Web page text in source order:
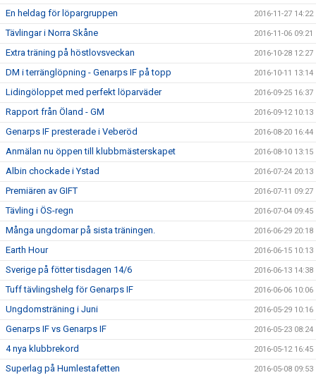
En heldag för löpargruppen 2016-11-27 14:22
Tävlingar i Norra Skåne 2016-11-06 09:21
Extra träning på höstlovsveckan 2016-10-28 12:27
DM i terränglöpning - Genarps IF på topp 2016-10-11 13:14
Lidingöloppet med perfekt löparväder 2016-09-25 16:37
Rapport från Öland - GM 2016-09-12 10:13
Genarps IF presterade i Veberöd 2016-08-20 16:44
Anmälan nu öppen till klubbmästerskapet 2016-08-10 13:15
Albin chockade i Ystad 2016-07-24 20:13
Premiären av GIFT 2016-07-11 09:27
Tävling i ÖS-regn 2016-07-04 09:45
Många ungdomar på sista träningen. 2016-06-29 20:18
Earth Hour 2016-06-15 10:13
Sverige på fötter tisdagen 14/6 2016-06-13 14:38
Tuff tävlingshelg för Genarps IF 2016-06-06 10:06
Ungdomsträning i Juni 2016-05-29 10:16
Genarps IF vs Genarps IF 2016-05-23 08:24
4 nya klubbrekord 2016-05-12 16:45
Superlag på Humlestafetten 2016-05-08 09:53